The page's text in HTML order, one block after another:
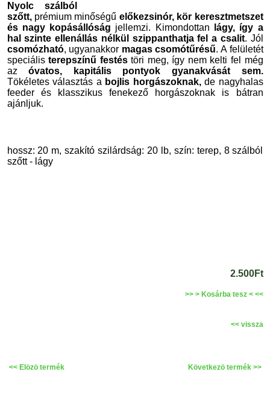
Nyolc szálból
szőtt, prémium minőségű előkezsinór, kör keresztmetszet
és nagy kopásállóság jellemzi. Kimondottan lágy, így a
hal szinte ellenállás nélkül szippanthatja fel a csalit. Jól
csomózható, ugyanakkor magas csomótűrésű. A felületét
speciálisterepszínű festéstöri meg, így nem kelti fel még
azóvatos, kapitális
pontyok gyanakvását sem.
Tökéletes választás a bojlis horgászoknak,de nagyhalas
feeder és klasszikus fenekező horgászoknak is bátran
ajánljuk.
hossz: 20 m, szakító szilárdság: 20 lb, szín: terep, 8 szálból
szőtt - lágy
2.500Ft
>> > Kosárba tesz < <<
<< vissza
<< Elözö termék Következö termék >>